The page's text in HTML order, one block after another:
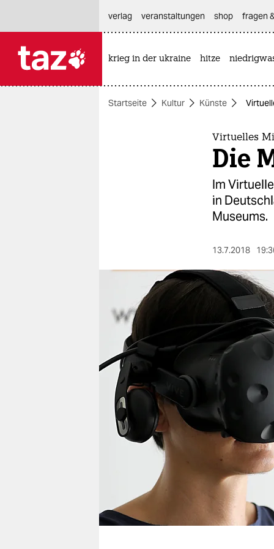
themen
berlin
nord
wahrheit
verlag
verlag
veranstaltungen
shop
fragen & hilfe
unterstützen
abo
genossenschaft
verlag
veranstaltungen shop fragen
krieg in der ukraine hitze
Startseite Kultur Künste
Virtuelles
Die
Im
in
Museums.
13.7.2018